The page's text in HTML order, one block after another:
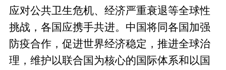
应对公共卫生危机、经济严重衰退等全球性
挑战，各国应携手共进。中国将同各国加强
防疫合作，促进世界经济稳定，推进全球治
理，维护以联合国为核心的国际体系和以国